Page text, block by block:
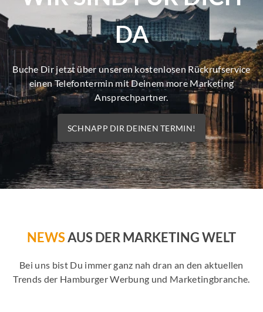
DA
Buche Dir jetzt über unseren kostenlosen Rückrufservice
einen Telefontermin mit Deinem more Marketing
Ansprechpartner.
SCHNAPP DIR DEINEN TERMIN!
NEWSAUS DER MARKETING WELT
Bei uns bist Du immer ganz nah dran an den aktuellen
Trends der Hamburger Werbung und Marketingbranche.